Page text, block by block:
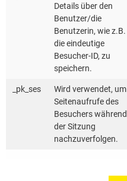
Details über den
Benutzer/die
Benutzerin, wie z.B.
die eindeutige
Besucher-ID, zu
speichern.
_pk_ses
Wird verwendet, um
Seitenaufrufe des
Besuchers während
der Sitzung
nachzuverfolgen.